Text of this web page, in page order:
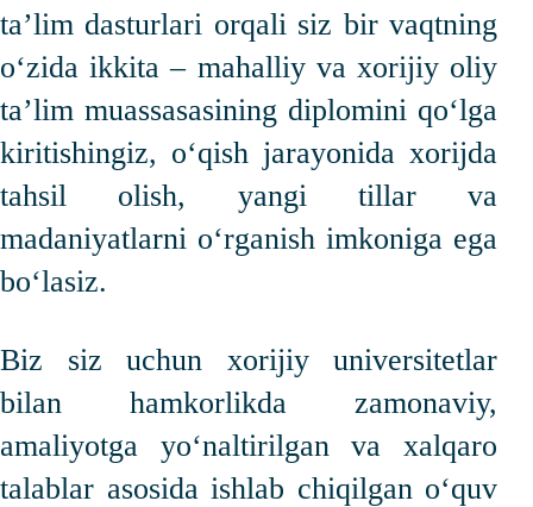
taʼlim dasturlari orqali siz bir vaqtning
o‘zida ikkita – mahalliy va xorijiy oliy
taʼlim muassasasining diplomini qo‘lga
kiritishingiz, o‘qish jarayonida xorijda
tahsil olish, yangi tillar va
madaniyatlarni o‘rganish imkoniga ega
bo‘lasiz.
Biz siz uchun xorijiy universitetlar
bilan hamkorlikda zamonaviy,
amaliyotga yo‘naltirilgan va xalqaro
talablar asosida ishlab chiqilgan o‘quv